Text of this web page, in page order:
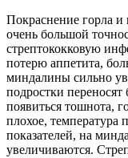
Покраснение горла
очень большой
стрептококковую
потерю аппетита,
миндалины сильно
подростки переносят
появиться тошнота,
плохое, температура
показателей, на
увеличиваются.